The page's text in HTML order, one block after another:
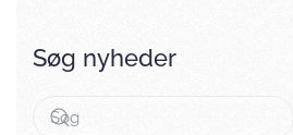
Søg nyheder